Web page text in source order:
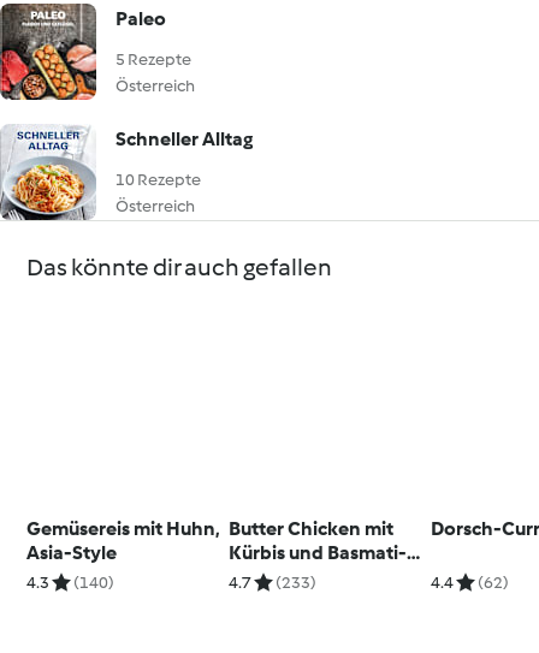
Paleo
5 Rezepte
Österreich
Schneller Alltag
10 Rezepte
Österreich
Das könnte dir auch gefallen
Gemüsereis mit Huhn,
Asia-Style
4.3 (140)
Butter Chicken mit
Kürbis und Basmati-
Wildreismischung
4.7 (233)
Dorsch-
4.4 (62)